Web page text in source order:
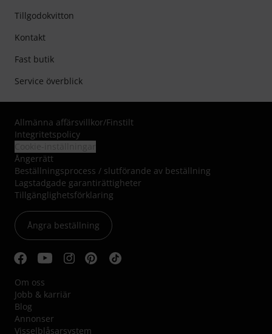
Tillgodokvitton
Kontakt
Fast butik
Service överblick
Allmänna affärsvillkor/Finstilt
Integritetspolicy
Ångerrätt
Beställningsprocess / slutförande av beställning
Lagstadgade garantirättigheter
Tillgänglighetsförklaring
Ångra beställning
Om oss
Jobb & karriär
Blog
Annonser
Visselblåsarsystem